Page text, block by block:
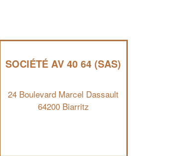
SOCIÉTÉ AV 40 64 (SAS)
24 Boulevard Marcel Dassault
64200 Biarritz